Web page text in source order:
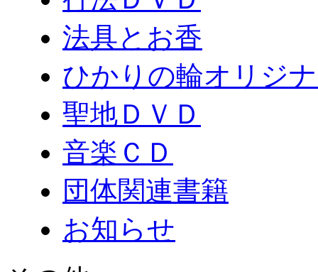
法具とお香
ひかりの輪オリジ
聖地ＤＶＤ
音楽ＣＤ
団体関連書籍
お知らせ